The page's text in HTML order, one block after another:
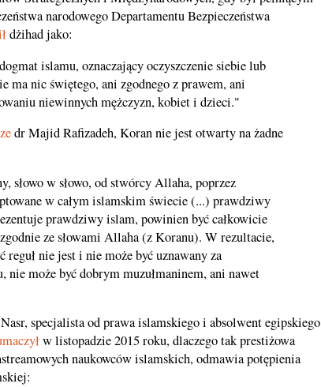
narodowego Departamentu Bezpieczeństwa
dżihad jako:
islamu, oznaczający oczyszczenie siebie lub
ma nic świętego, ani zgodnego z prawem, ani
niewinnych mężczyzn, kobiet i dzieci."
dr Majid Rafizadeh, Koran nie jest otwarty na żadne
słowo w słowo, od stwórcy Allaha, poprzez
w całym islamskim świecie (...) prawdziwy
prawdziwy islam, powinien być całkowicie
ze słowami Allaha (z Koranu). W rezultacie,
reguł nie jest i nie może być uznawany za
nie może być dobrym muzułmaninem, ani nawet
specjalista od prawa islamskiego i absolwent egipskiego
w listopadzie 2015 roku, dlaczego tak prestiżowa
naukowców islamskich, odmawia potępienia